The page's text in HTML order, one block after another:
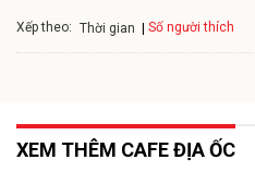
Xếp theo: Thời gian Số người thích
XEM THÊM CAFE ĐỊA ỐC